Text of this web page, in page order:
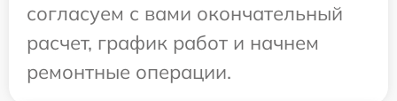
согласуем с вами окончательный
расчет, график работ и начнем
ремонтные операции.